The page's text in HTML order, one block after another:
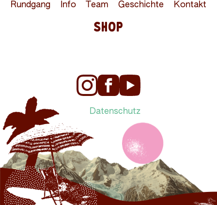
Rundgang Info Team Geschichte Kontakt
SHOP
Datenschutz